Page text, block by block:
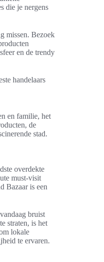
die je nergens
missen. Bezoek
en de trendy
handelaars
en familie, het
de
stad.
overdekte
must-visit
Bazaar is een
bruist
straten, is het
lokale
te ervaren.